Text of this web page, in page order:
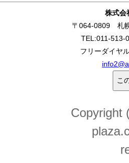
株式会
〒064-0809 札
TEL:011-
フリーダイヤ
Copyright